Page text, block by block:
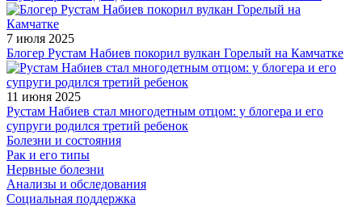
7 июля 2025
Блогер Рустам Набиев покорил вулкан Горелый на Камчатке
11 июня 2025
Рустам Набиев стал многодетным отцом: у блогера и его
супруги родился третий ребенок
Болезни и состояния
Рак и его типы
Нервные болезни
Анализы и обследования
Социальная поддержка